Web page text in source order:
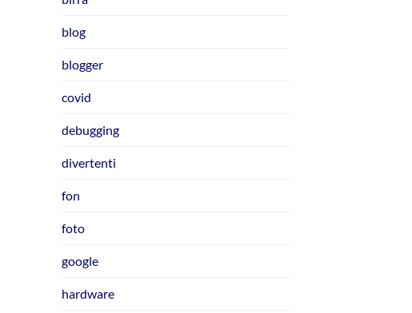
blog
blogger
covid
debugging
divertenti
fon
foto
google
hardware